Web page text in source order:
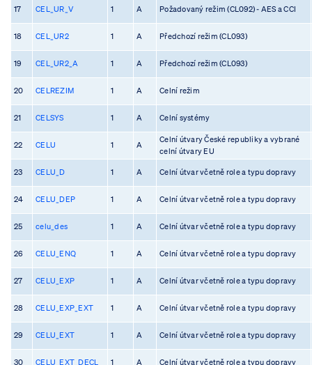
17 CEL_UR_V 1 A Požadovaný režim (CL092) - AES a CCI
18 CEL_UR2 1 A Předchozí režim (CL093)
19 CEL_UR2_A 1 A Předchozí režim (CL093)
20 CELREZIM 1 A Celní režim
21 CELSYS 1 A Celní systémy
22 CELU 1 A
Celní útvary České republiky a vybrané
celní útvary EU
23 CELU_D 1 A Celní útvar včetně role a typu dopravy
24 CELU_DEP 1 A Celní útvar včetně role a typu dopravy
25 celu_des 1 A Celní útvar včetně role a typu dopravy
26 CELU_ENQ 1 A Celní útvar včetně role a typu dopravy
27 CELU_EXP 1 A Celní útvar včetně role a typu dopravy
28 CELU_EXP_EXT 1 A Celní útvar včetně role a typu dopravy
29 CELU_EXT 1 A Celní útvar včetně role a typu dopravy
30 CELU_EXT_DECL 1 A Celní útvar včetně role a typu dopravy